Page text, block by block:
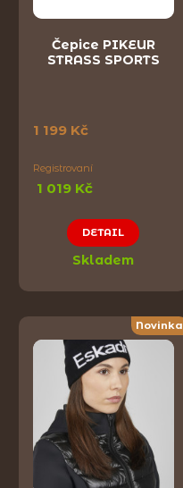
Čepice PIKEUR
STRASS SPORTS
1 199 Kč
Registrovaní
1 019 Kč
DETAIL
Skladem
Novinka